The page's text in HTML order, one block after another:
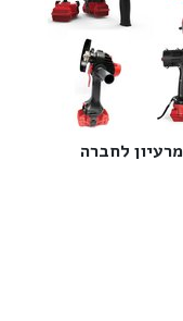
NEMO POWER TOOLS מרעיון לחברה